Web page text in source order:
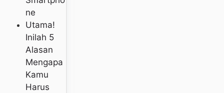
Inilah 5
Alasan
Mengapa
Kamu
Harus